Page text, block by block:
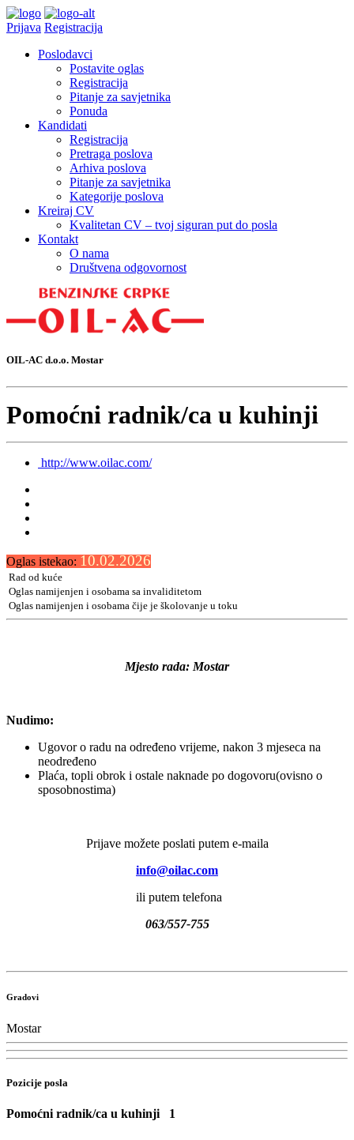
Prijava Registracija
Poslodavci
Postavite oglas
Registracija
Pitanje za savjetnika
Ponuda
Kandidati
Registracija
Pretraga poslova
Arhiva poslova
Pitanje za savjetnika
Kategorije poslova
Kreiraj CV
Kvalitetan CV – tvoj siguran put do posla
Kontakt
O nama
Društvena odgovornost
OIL-AC d.o.o. Mostar
Pomoćni radnik/ca u kuhinji
http://www.oilac.com/
Oglas istekao: 10.02.2026
Rad od kuće
Oglas namijenjen i osobama sa invaliditetom
Oglas namijenjen i osobama čije je školovanje u toku
Mjesto rada: Mostar
Nudimo:
Ugovor o radu na određeno vrijeme, nakon 3 mjeseca na
neodređeno
Plaća, topli obrok i ostale naknade po dogovoru(ovisno o
sposobnostima)
Prijave možete poslati putem e-maila
info@oilac.com
ili putem telefona
063/557-755
Gradovi
Mostar
Pozicije posla
Pomoćni radnik/ca u kuhinji 1